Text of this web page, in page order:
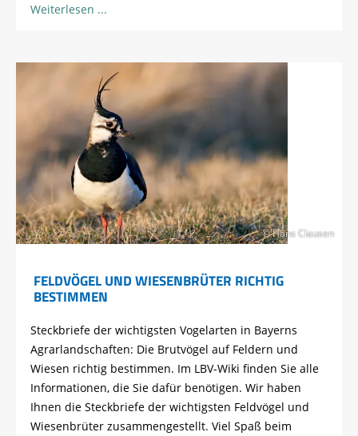
Weiterlesen
© Hans Clausen
FELDVÖGEL UND WIESENBRÜTER RICHTIG
BESTIMMEN
Steckbriefe der wichtigsten Vogelarten in Bayerns
Agrarlandschaften: Die Brutvögel auf Feldern und
Wiesen richtig bestimmen. Im LBV-Wiki finden Sie alle
Informationen, die Sie dafür benötigen. Wir haben
Ihnen die Steckbriefe der wichtigsten Feldvögel und
Wiesenbrüter zusammengestellt. Viel Spaß beim